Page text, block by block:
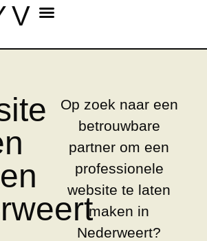
Op zoek naar een
betrouwbare
partner om een
professionele
website te laten
maken in
Nederweert?